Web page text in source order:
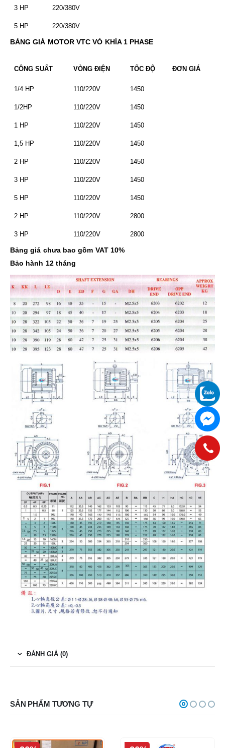
3 HP 220/380V
5 HP 220/380V
BẢNG GIÁ MOTOR VTC VỎ KHÍA 1 PHASE
CÔNG SUẤT VÒNG ĐIỆN TỐC ĐỘ ĐƠN GIÁ
1/4 HP 110/220V 1450
1/2HP 110/220V 1450
1 HP 110/220V 1450
1,5 HP 110/220V 1450
2 HP 110/220V 1450
3 HP 110/220V 1450
5 HP 110/220V 1450
2 HP 110/220V 2800
3 HP 110/220V 2800
Bảng giá chưa bao gồm VAT 10%
Bảo hành 12 tháng
ĐÁNH GIÁ (0)
SẢN PHẨM TƯƠNG TỰ